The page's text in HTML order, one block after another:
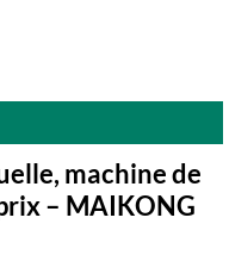
machine de
– MAIKONG